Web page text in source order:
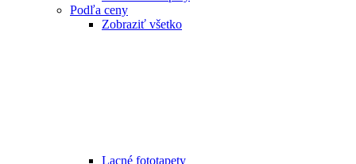
Podľa ceny
Zobraziť všetko
Lacné fototapety